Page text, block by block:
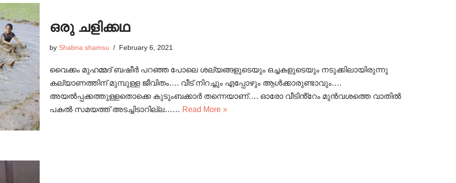
ഒരു ചളിക്കഥ
by Shabna shamsu February 6, 2021
വൈക്കം മുഹമ്മദ് ബഷീർ പറഞ്ഞ പോലെ ശല്യങ്ങളുടെയും ഒച്ചകളുടെയും നടുക്കിലായിരുന്നു
കല്യാണത്തിന് മുമ്പുള്ള ജീവിതം…. വീട് നിറച്ചും എപ്പോഴും ആൾക്കാരുണ്ടാവും….
അയൽപ്പക്കത്തുള്ളതൊക്കെ കുടുംബക്കാർ തന്നെയാണ്…. ഓരോ വീടിൻ്റേം മുൻവശത്തെ വാതിൽ
പകൽ സമയത്ത് അടച്ചിടാറില്ല…… Read More »